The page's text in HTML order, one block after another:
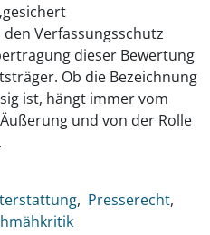
Verfassungsschutz
dieser Bewertung
Ob die Bezeichnung
ist, hängt immer vom
und von der Rolle
Presserecht